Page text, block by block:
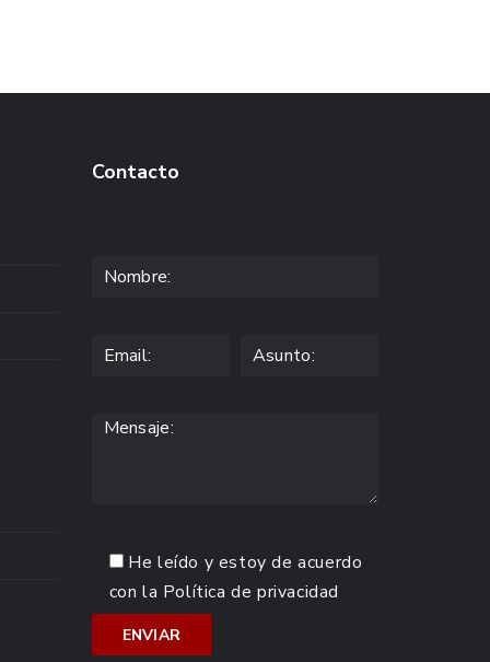
Contacto
He leído y estoy de acuerdo
con la Política de privacidad